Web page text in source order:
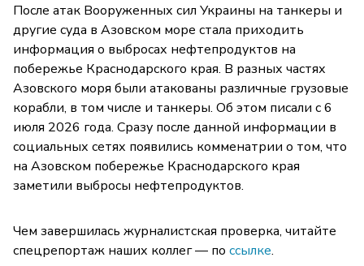
После атак Вооруженных сил Украины на танкеры и
другие суда в Азовском море стала приходить
информация о выбросах нефтепродуктов на
побережье Краснодарского края. В разных частях
Азовского моря были атакованы различные грузовые
корабли, в том числе и танкеры. Об этом писали с 6
июля 2026 года. Сразу после данной информации в
социальных сетях появились комменатрии о том, что
на Азовском побережье Краснодарского края
заметили выбросы нефтепродуктов.
Чем завершилась журналистская проверка, читайте
спецрепортаж наших коллег — по ссылке.